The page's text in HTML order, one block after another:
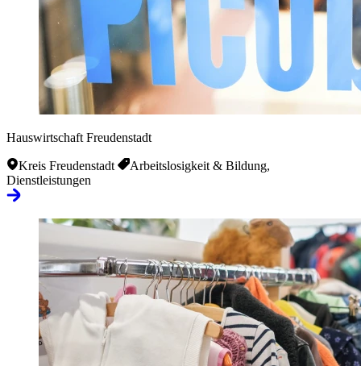
Hauswirtschaft Freudenstadt
Kreis Freudenstadt
Arbeitslosigkeit & Bildung,
Dienstleistungen